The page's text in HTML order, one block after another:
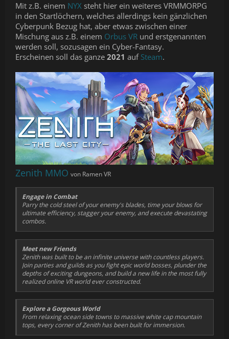
Mit z.B. einem NYX steht hier ein weiteres VRMMORPG
in den Startlöchern, welches allerdings kein gänzlichen
Cyberpunk Bezug hat, aber etwas zwischen einer
Mischung aus z.B. einem Orbus VR und erstgenannten
werden soll, sozusagen ein Cyber-Fantasy.
Erscheinen soll das ganze 2021 auf Steam.
Zenith MMO von Ramen VR
Engage in Combat
Parry the cold steel of your enemy's blades, time your blows for
ultimate efficiency, stagger your enemy, and execute devastating
combos.
Meet new Friends
Zenith was built to be an infinite universe with countless players.
Join parties and guilds as you fight epic world bosses, plunder the
depths of exciting dungeons, and build a new life in the most fully
realized online VR world ever constructed.
Explore a Gorgeous World
From relaxing ocean side towns to massive white cap mountain
tops, every corner of Zenith has been built for immersion.